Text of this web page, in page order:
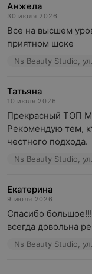
Анжела
30 июля 2026
Все на высшем
приятном шоке
Ns Beauty Studio,
Татьяна
10 июля 2026
Прекрасный ТОП
Рекомендую тем,
честного подхода.
Ns Beauty Studio,
Екатерина
9 июля 2026
Спасибо
всегда довольна
Ns Beauty Studio,